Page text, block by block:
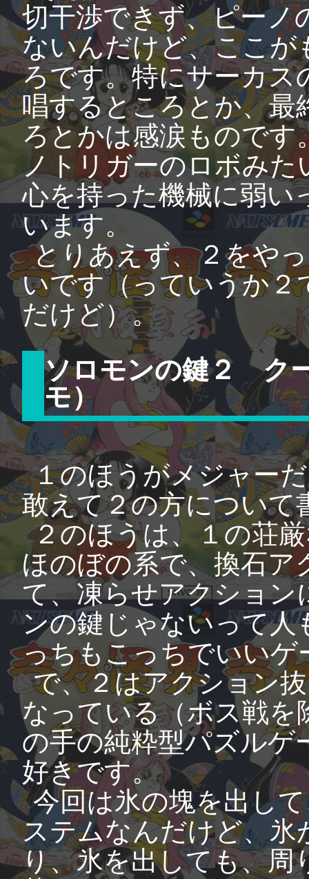
切干渉できず、ピーノ
ないんだけど、ここ
ろです。特にサーカス
唱するところとか、最
ろとかは感涙ものです
ノトリガーのロボみた
心を持った機械に弱い
います。
とりあえず、２をや
いです（っていうか２
だけど）。
ソロモンの鍵２ ク
モ）
１のほうがメジャー
敢えて２の方について
２のほうは、１の荘
ほのぼの系で、換石ア
て、凍らせアクショ
ンの鍵じゃないって人
っちもこっちでいいゲ
で、２はアクション
なっている（ボス戦を
の手の純粋型パズルゲ
好きです。
今回は氷の塊を出し
ステムなんだけど、氷
り、氷を出しても、周